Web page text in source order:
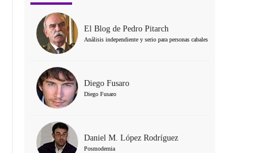
El Blog de Pedro Pitarch
Análisis independiente y serio para personas cabales
Diego Fusaro
Diego Fusaro
Daniel M. López Rodríguez
Posmodernia